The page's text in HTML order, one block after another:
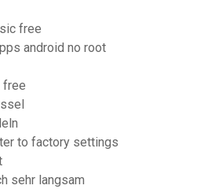
free
android no root
free
to factory settings
sehr langsam